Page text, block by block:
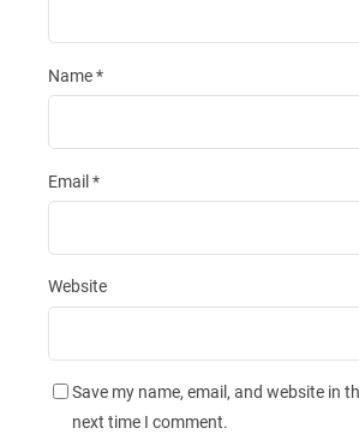
Name*
Email*
Website
Save my name, email, and website in
next time I comment.